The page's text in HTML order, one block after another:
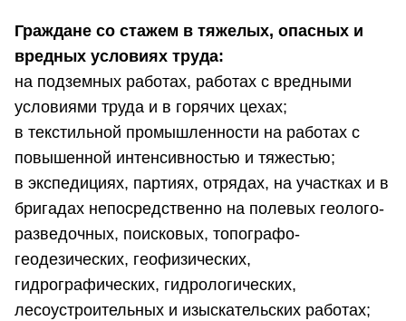
Граждане со стажем в тяжелых, опасных и
вредных условиях труда:
на подземных работах, работах с вредными
условиями труда и в горячих цехах;
в текстильной промышленности на работах с
повышенной интенсивностью и тяжестью;
в экспедициях, партиях, отрядах, на участках и в
бригадах непосредственно на полевых геолого-
разведочных, поисковых, топографо-
геодезических, геофизических,
гидрографических, гидрологических,
лесоустроительных и изыскательских работах;